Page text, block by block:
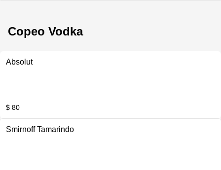
Copeo Vodka
Absolut
$ 80
Smirnoff Tamarindo